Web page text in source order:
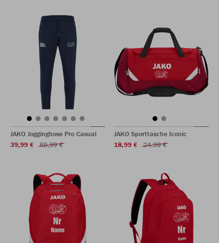
JAKO Jogginghose Pro Casual
39,99 €
69,99 €
JAKO Sporttasche Iconic
18,99 €
24,99 €